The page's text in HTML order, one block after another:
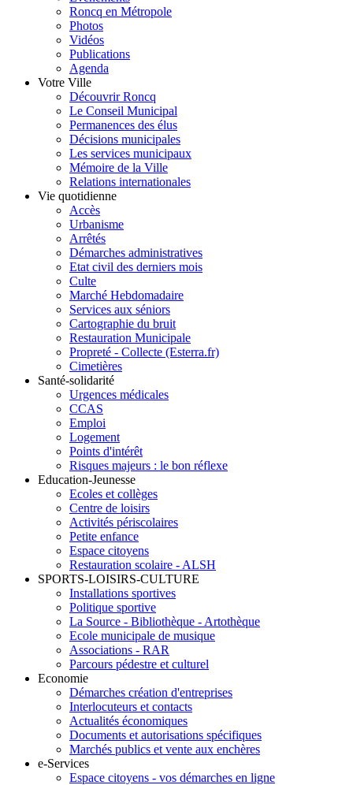
Roncq en Métropole
Photos
Vidéos
Publications
Agenda
Votre Ville
Découvrir Roncq
Le Conseil Municipal
Permanences des élus
Décisions municipales
Les services municipaux
Mémoire de la Ville
Relations internationales
Vie quotidienne
Accès
Urbanisme
Arrêtés
Démarches administratives
Etat civil des derniers mois
Culte
Marché Hebdomadaire
Services aux séniors
Cartographie du bruit
Restauration Municipale
Propreté - Collecte (Esterra.fr)
Cimetières
Santé-solidarité
Urgences médicales
CCAS
Emploi
Logement
Points d'intérêt
Risques majeurs : le bon réflexe
Education-Jeunesse
Ecoles et collèges
Centre de loisirs
Activités périscolaires
Petite enfance
Espace citoyens
Restauration scolaire - ALSH
SPORTS-LOISIRS-CULTURE
Installations sportives
Politique sportive
La Source - Bibliothèque - Artothèque
Ecole municipale de musique
Associations - RAR
Parcours pédestre et culturel
Economie
Démarches création d'entreprises
Interlocuteurs et contacts
Actualités économiques
Documents et autorisations spécifiques
Marchés publics et vente aux enchères
e-Services
Espace citoyens - vos démarches en ligne